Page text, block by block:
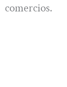
comercios.